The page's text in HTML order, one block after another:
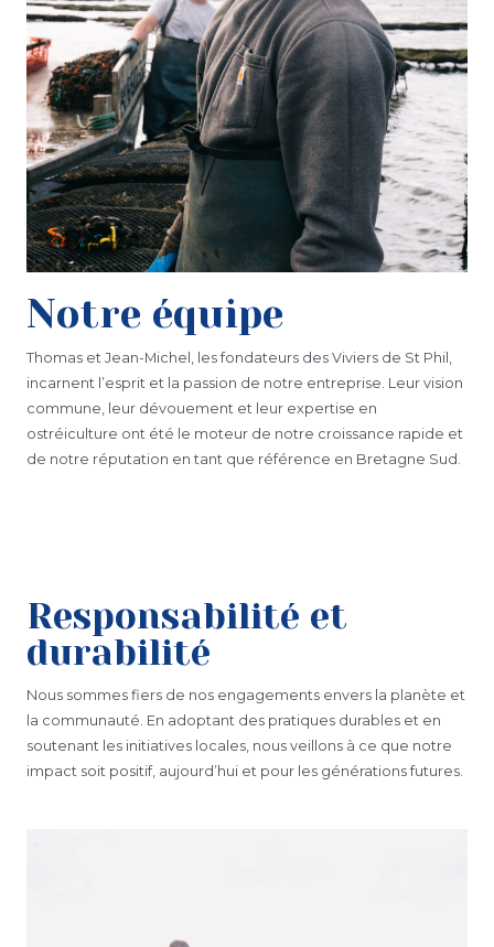
Notre équipe
Thomas et Jean-Michel, les fondateurs des Viviers de St Phil,
incarnent l’esprit et la passion de notre entreprise. Leur vision
commune, leur dévouement et leur expertise en
ostréiculture ont été le moteur de notre croissance rapide et
de notre réputation en tant que référence en Bretagne Sud.
Responsabilité et
durabilité
Nous sommes fiers de nos engagements envers la planète et
la communauté. En adoptant des pratiques durables et en
soutenant les initiatives locales, nous veillons à ce que notre
impact soit positif, aujourd’hui et pour les générations futures.